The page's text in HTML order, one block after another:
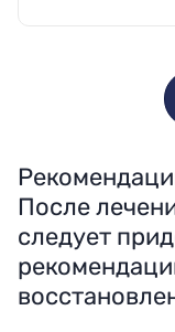
После
следует